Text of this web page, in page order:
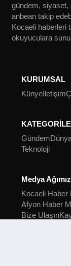
gündem, siyaset,
anbean takip
Kocaeli haberleri
okuyuculara
KURUMSAL
Künyeİletişim
Gündem
Teknoloji
Medya Ağımız
Kocaeli Haber
Afyon Haber
Bize Ulaşın